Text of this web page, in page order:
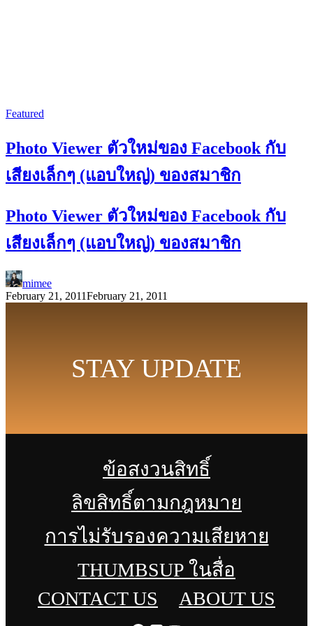
Featured
Photo Viewer ตัวใหม่ของ Facebook กับ
เสียงเล็กๆ (แอบใหญ่) ของสมาชิก
Photo Viewer ตัวใหม่ของ Facebook กับ
เสียงเล็กๆ (แอบใหญ่) ของสมาชิก
mimee
February 21, 2011February 21, 2011
STAY UPDATE
ข้อสงวนสิทธิ์
ลิขสิทธิ์ตามกฎหมาย
การไม่รับรองความเสียหาย
THUMBSUP ในสื่อ
CONTACT US
ABOUT US